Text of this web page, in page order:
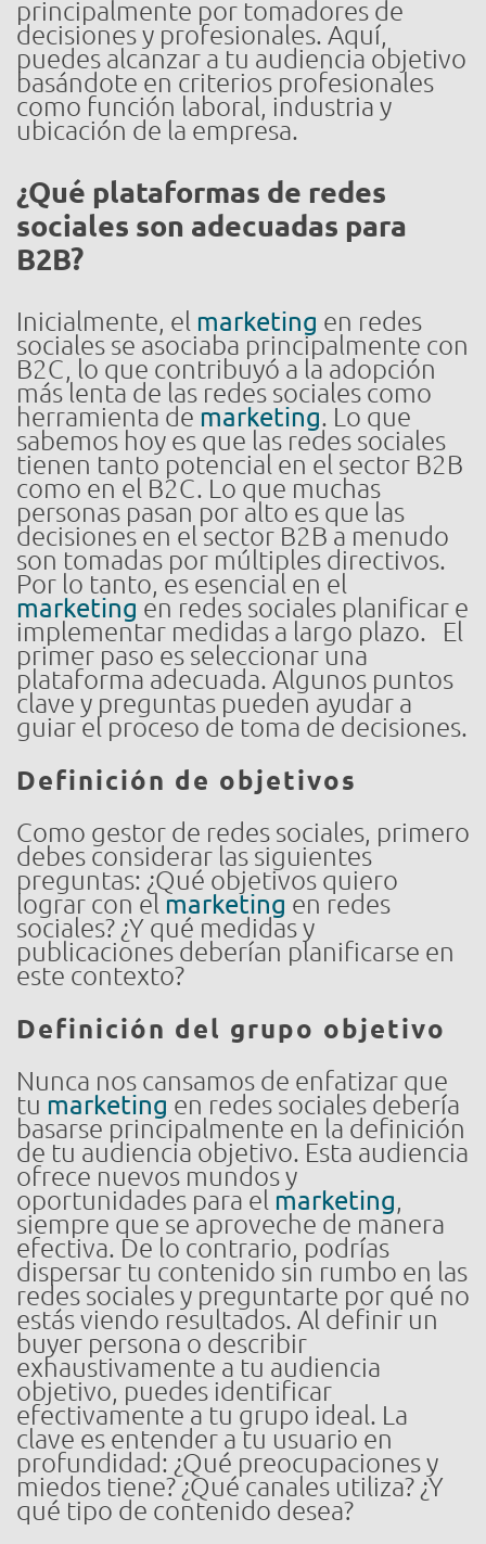
principalmente por tomadores de
decisiones y profesionales. Aquí,
puedes alcanzar a tu audiencia objetivo
basándote en criterios profesionales
como función laboral, industria y
ubicación de la empresa.
¿Qué plataformas de redes
sociales son adecuadas para
B2B?
Inicialmente, el marketing en redes
sociales se asociaba principalmente con
B2C, lo que contribuyó a la adopción
más lenta de las redes sociales como
herramienta de marketing. Lo que
sabemos hoy es que las redes sociales
tienen tanto potencial en el sector B2B
como en el B2C. Lo que muchas
personas pasan por alto es que las
decisiones en el sector B2B a menudo
son tomadas por múltiples directivos.
Por lo tanto, es esencial en el
marketing en redes sociales planificar e
implementar medidas a largo plazo. El
primer paso es seleccionar una
plataforma adecuada. Algunos puntos
clave y preguntas pueden ayudar a
guiar el proceso de toma de decisiones.
Definición de objetivos
Como gestor de redes sociales, primero
debes considerar las siguientes
preguntas: ¿Qué objetivos quiero
lograr con el marketing en redes
sociales? ¿Y qué medidas y
publicaciones deberían planificarse en
este contexto?
Definición del grupo objetivo
Nunca nos cansamos de enfatizar que
tu marketing en redes sociales debería
basarse principalmente en la definición
de tu audiencia objetivo. Esta audiencia
ofrece nuevos mundos y
oportunidades para el marketing,
siempre que se aproveche de manera
efectiva. De lo contrario, podrías
dispersar tu contenido sin rumbo en las
redes sociales y preguntarte por qué no
estás viendo resultados. Al definir un
buyer persona o describir
exhaustivamente a tu audiencia
objetivo, puedes identificar
efectivamente a tu grupo ideal. La
clave es entender a tu usuario en
profundidad: ¿Qué preocupaciones y
miedos tiene? ¿Qué canales utiliza? ¿Y
qué tipo de contenido desea?